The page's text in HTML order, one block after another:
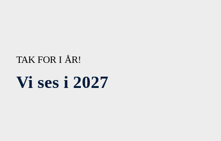
TAK FOR I ÅR!
Vi ses i 2027